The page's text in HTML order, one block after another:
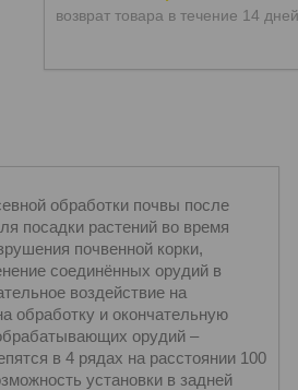
возврат товара в течение 14 дней
обработки почвы после
посадки растений во время
почвенной корки,
соединённых орудий в
воздействие на
обработку и окончательную
орудий –
в 4 рядах на расстоянии 100
установки в задней